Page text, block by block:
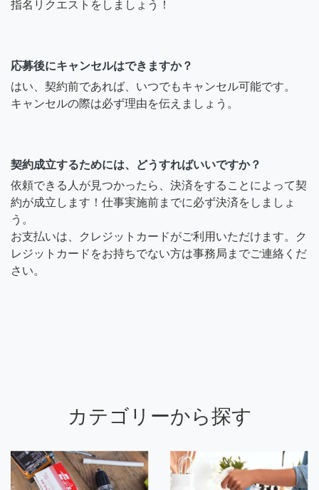
指名リクエストをしましょう！
応募後にキャンセルはできますか？
はい、契約前であれば、いつでもキャンセル可能です。
キャンセルの際は必ず理由を伝えましょう。
契約成立するためには、どうすればいいですか？
依頼できる人が見つかったら、決済をすることによって契
約が成立します！仕事実施前までに必ず決済をしましょ
う。
お支払いは、クレジットカードがご利用いただけます。ク
レジットカードをお持ちでない方は事務局までご連絡くだ
さい。
カテゴリーから探す